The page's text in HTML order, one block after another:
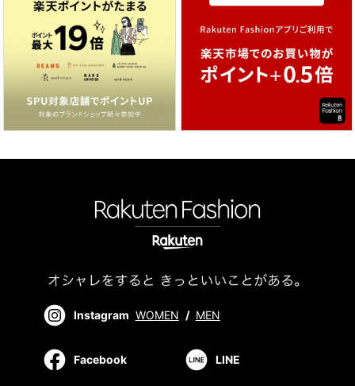
Instagram WOMEN / MEN
Facebook LINE